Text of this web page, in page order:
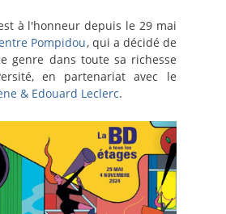
à l'honneur depuis le 29 mai
Pompidou, qui a décidé de
genre dans toute sa richesse
en partenariat avec le
& Edouard Leclerc.